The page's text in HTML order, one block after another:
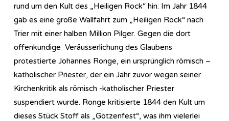
rund um den Kult des „Heiligen Rock“ hin: Im Jahr 1844
gab es eine große Wallfahrt zum „Heiligen Rock“ nach
Trier mit einer halben Million Pilger. Gegen die dort
offenkundige Veräusserlichung des Glaubens
protestierte Johannes Ronge, ein ursprünglich römisch –
katholischer Priester, der ein Jahr zuvor wegen seiner
Kirchenkritik als römisch -katholischer Priester
suspendiert wurde. Ronge kritisierte 1844 den Kult um
dieses Stück Stoff als „Götzenfest“, was ihm vielerlei